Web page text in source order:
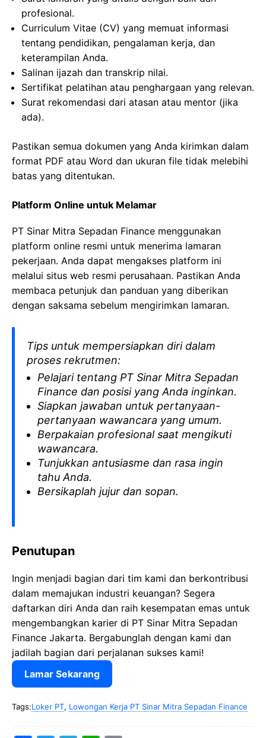
profesional.
Curriculum Vitae (CV) yang memuat informasi
tentang pendidikan, pengalaman kerja, dan
keterampilan Anda.
Salinan ijazah dan transkrip nilai.
Sertifikat pelatihan atau penghargaan yang relevan.
Surat rekomendasi dari atasan atau mentor (jika
ada).
Pastikan semua dokumen yang Anda kirimkan dalam
format PDF atau Word dan ukuran file tidak melebihi
batas yang ditentukan.
Platform Online untuk Melamar
PT Sinar Mitra Sepadan Finance menggunakan
platform online resmi untuk menerima lamaran
pekerjaan. Anda dapat mengakses platform ini
melalui situs web resmi perusahaan. Pastikan Anda
membaca petunjuk dan panduan yang diberikan
dengan saksama sebelum mengirimkan lamaran.
Tips untuk mempersiapkan diri dalam
proses rekrutmen:
Pelajari tentang PT Sinar Mitra Sepadan
Finance dan posisi yang Anda inginkan.
Siapkan jawaban untuk pertanyaan-
pertanyaan wawancara yang umum.
Berpakaian profesional saat mengikuti
wawancara.
Tunjukkan antusiasme dan rasa ingin
tahu Anda.
Bersikaplah jujur dan sopan.
Penutupan
Ingin menjadi bagian dari tim kami dan berkontribusi
dalam memajukan industri keuangan? Segera
daftarkan diri Anda dan raih kesempatan emas untuk
mengembangkan karier di PT Sinar Mitra Sepadan
Finance Jakarta. Bergabunglah dengan kami dan
jadilah bagian dari perjalanan sukses kami!
Lamar Sekarang
Tags:Loker PT, Lowongan Kerja PT Sinar Mitra Sepadan Finance